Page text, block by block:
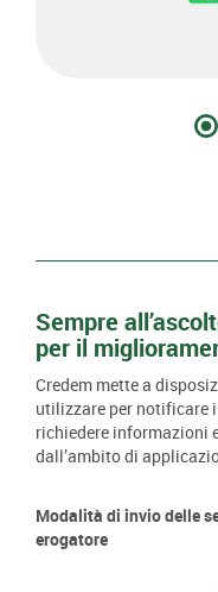
Sempre
per il
Credem mette a
utilizzare per notificare
richiedere informazioni
dall’ambito di
Modalità di invio delle
erogatore